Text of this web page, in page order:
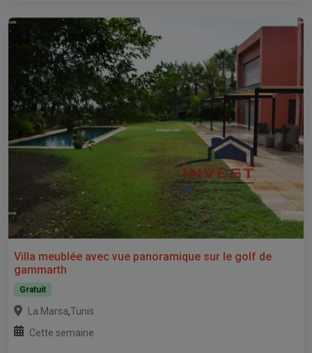
Villa meublée avec vue panoramique sur le golf de
gammarth
Gratuit
La Marsa,Tunis
Cette semaine